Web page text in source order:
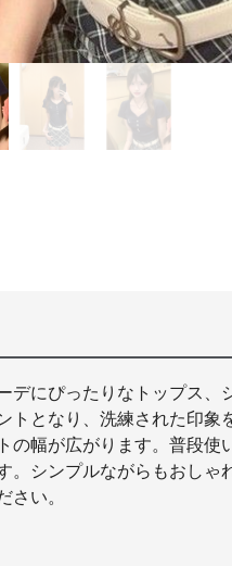
デにぴったりなトップス、
トとなり、洗練された印象
の幅が広がります。普段使
。シンプルながらもおしゃ
さい。